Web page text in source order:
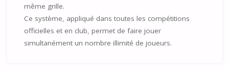
même grille.
Ce système, appliqué dans toutes les compétitions
officielles et en club, permet de faire jouer
simultanément un nombre illimité de joueurs.